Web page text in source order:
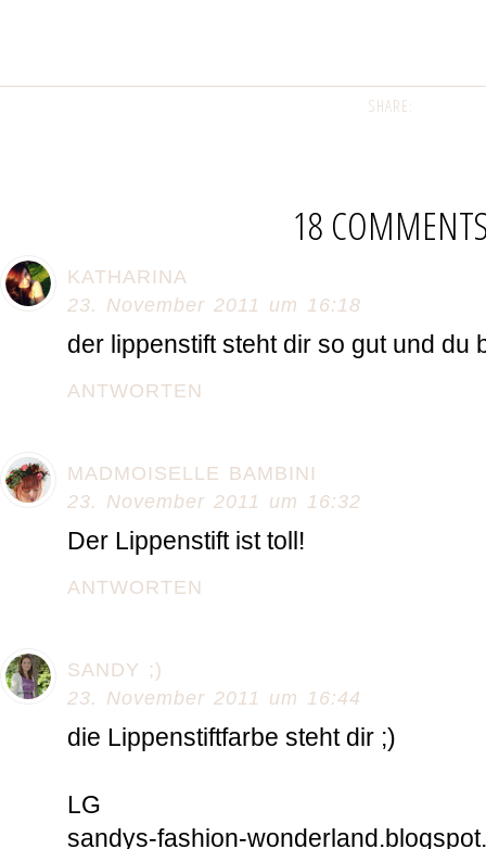
SHARE:
18
KATHARINA
23. November 2011 um 16:18
der lippenstift steht dir so gut und du
ANTWORTEN
MADMOISELLE BAMBINI
23. November 2011 um 16:32
Der Lippenstift ist toll!
ANTWORTEN
SANDY ;)
23. November 2011 um 16:44
die Lippenstiftfarbe steht dir ;)
LG
sandys-fashion-